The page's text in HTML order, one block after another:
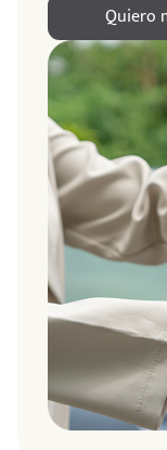
Quiero